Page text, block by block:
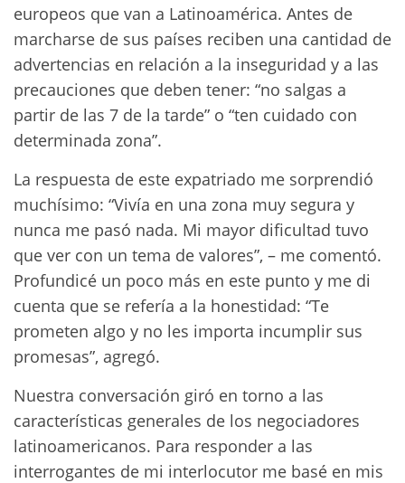
europeos que van a Latinoamérica. Antes de
marcharse de sus países reciben una cantidad de
advertencias en relación a la inseguridad y a las
precauciones que deben tener: “no salgas a
partir de las 7 de la tarde” o “ten cuidado con
determinada zona”.
La respuesta de este expatriado me sorprendió
muchísimo: “Vivía en una zona muy segura y
nunca me pasó nada. Mi mayor dificultad tuvo
que ver con un tema de valores”, – me comentó.
Profundicé un poco más en este punto y me di
cuenta que se refería a la honestidad: “Te
prometen algo y no les importa incumplir sus
promesas”, agregó.
Nuestra conversación giró en torno a las
características generales de los negociadores
latinoamericanos. Para responder a las
interrogantes de mi interlocutor me basé en mis